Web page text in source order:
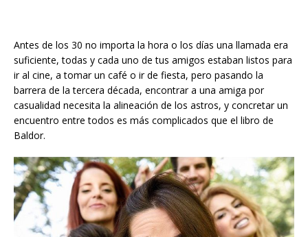
Antes de los 30 no importa la hora o los días una llamada era
suficiente, todas y cada uno de tus amigos estaban listos para
ir al cine, a tomar un café o ir de fiesta, pero pasando la
barrera de la tercera década, encontrar a una amiga por
casualidad necesita la alineación de los astros, y concretar un
encuentro entre todos es más complicados que el libro de
Baldor.